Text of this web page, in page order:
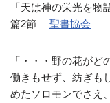
「天は神の栄光を
篇2節 聖書協会
「・・・野の花がど
働きもせず、紡ぎも
めたソロモンでさえ